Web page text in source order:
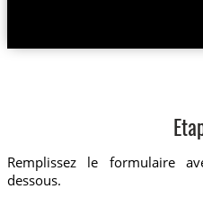
Remplissez le formulaire
dessous.